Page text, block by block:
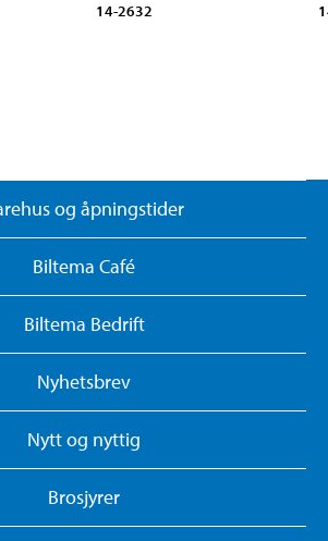
14-2632
og åpningstider
Biltema Café
Biltema Bedrift
Nyhetsbrev
Nytt og nyttig
Brosjyrer